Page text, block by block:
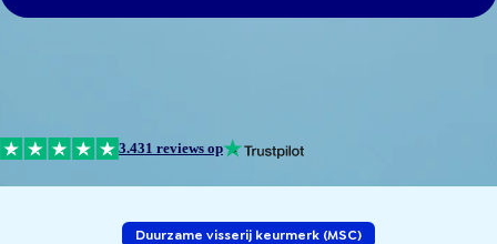
3.431 reviews op
Duurzame visserij keurmerk (MSC)